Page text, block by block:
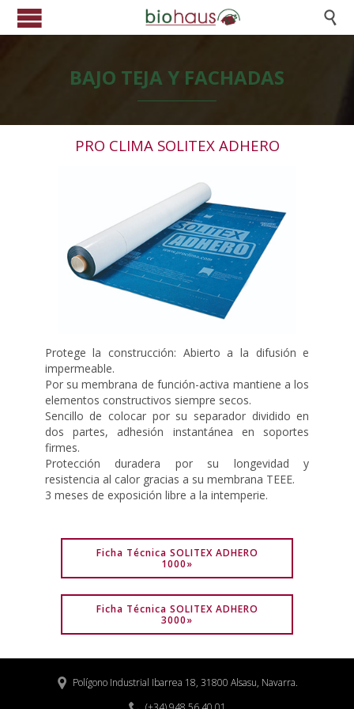

BAJO TEJA Y FACHADAS
PRO CLIMA SOLITEX ADHERO
Protege la construcción: Abierto a la difusión e
impermeable.
Por su membrana de función-activa mantiene a los
elementos constructivos siempre secos.
Sencillo de colocar por su separador dividido en
dos partes, adhesión instantánea en soportes
firmes.
Protección duradera por su longevidad y
resistencia al calor gracias a su membrana TEEE.
3 meses de exposición libre a la intemperie.
Ficha Técnica SOLITEX ADHERO
1000»
Ficha Técnica SOLITEX ADHERO
3000»
 Polígono Industrial Ibarrea 18, 31800 Alsasu, Navarra.